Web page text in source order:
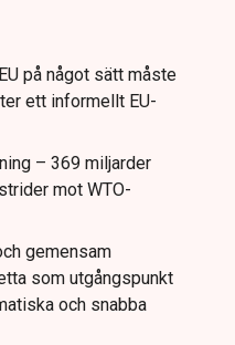
på något sätt måste
ett informellt EU-
– 369 miljarder
mot WTO-
gemensam
som utgångspunkt
och snabba